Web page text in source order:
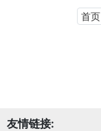
首页
友情链接: